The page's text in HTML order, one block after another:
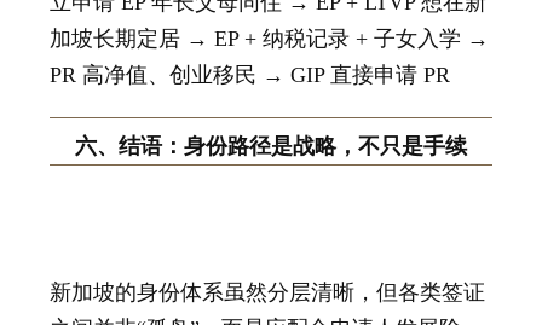
加坡长期定居 → EP + 纳税记录 + 子女入学 →
PR 高净值、创业移民 → GIP 直接申请 PR
六、结语：身份路径是战略，不只是手续
新加坡的身份体系虽然分层清晰，但各类签证